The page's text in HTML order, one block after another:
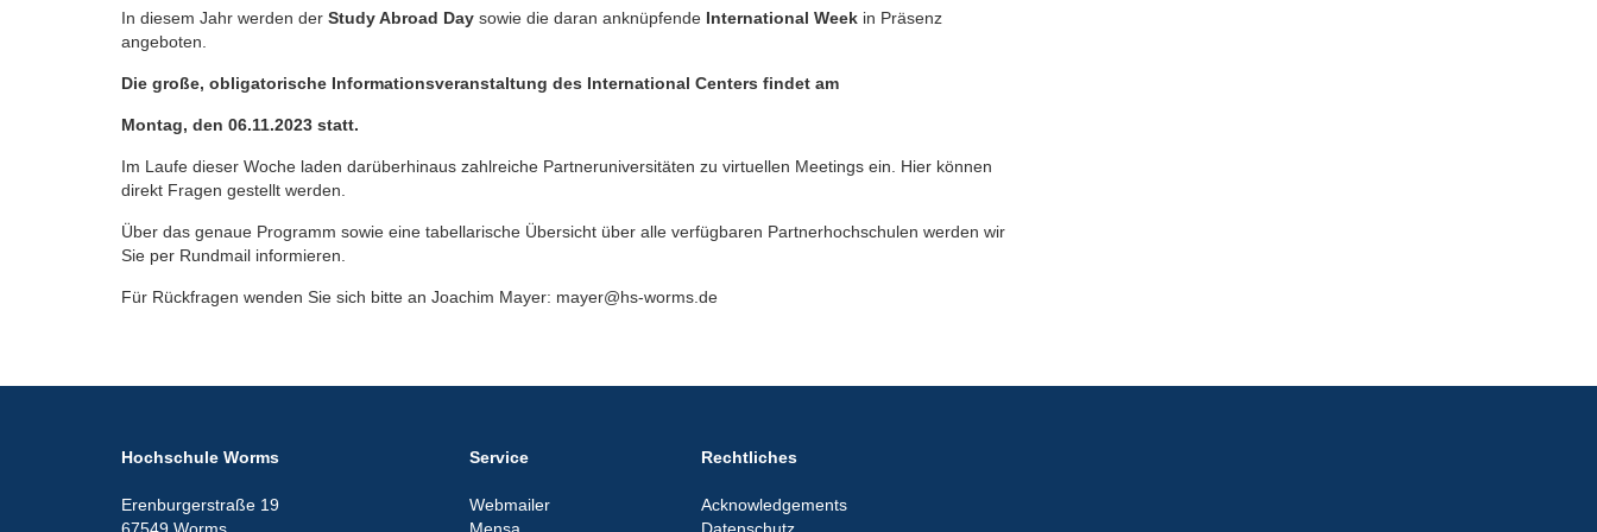
In diesem Jahr werden der Study Abroad Day sowie die daran anknüpfende International Week in Präsenz
angeboten.
Die große, obligatorische Informationsveranstaltung des International Centers findet am
Montag, den 06.11.2023 statt.
Im Laufe dieser Woche laden darüberhinaus zahlreiche Partneruniversitäten zu virtuellen Meetings ein. Hier können
direkt Fragen gestellt werden.
Über das genaue Programm sowie eine tabellarische Übersicht über alle verfügbaren Partnerhochschulen werden wir
Sie per Rundmail informieren.
Für Rückfragen wenden Sie sich bitte an Joachim Mayer: mayer@hs-worms.de
Hochschule Worms
Erenburgerstraße 19
Service
Webmailer
Rechtliches
Acknowledgements